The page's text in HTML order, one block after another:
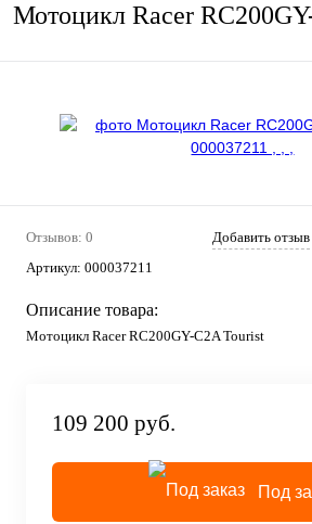
Мотоцикл Racer
Отзывов: 0
Добавить отзыв
Артикул: 000037211
Описание товара:
Мотоцикл Racer RC200GY-C2A Tourist
109 200 руб.
Под